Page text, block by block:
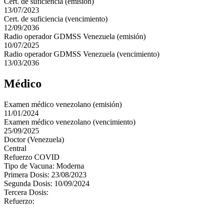
13/07/2023
Cert. de suficiencia (vencimiento)
12/09/2036
Radio operador GDMSS Venezuela (emisión)
10/07/2025
Radio operador GDMSS Venezuela (vencimiento)
13/03/2036
Médico
Examen médico venezolano (emisión)
11/01/2024
Examen médico venezolano (vencimiento)
25/09/2025
Doctor (Venezuela)
Central
Refuerzo COVID
Tipo de Vacuna: Moderna
Primera Dosis: 23/08/2023
Segunda Dosis: 10/09/2024
Tercera Dosis:
Refuerzo: